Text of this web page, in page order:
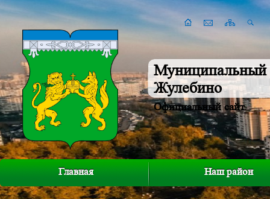
Муниципальный
Жулебино
Официальный сайт
Главная Наш район